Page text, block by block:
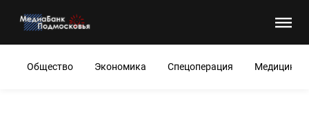
Общество Экономика Спецоперация Медицина